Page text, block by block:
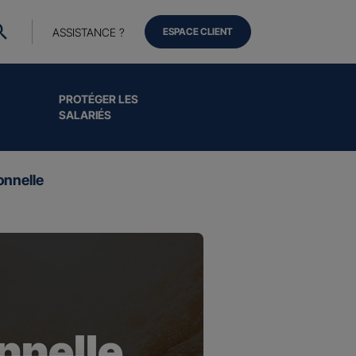
PROTÉGER LES
SALARIÉS
ASSISTANCE ? ESPACE CLIENT